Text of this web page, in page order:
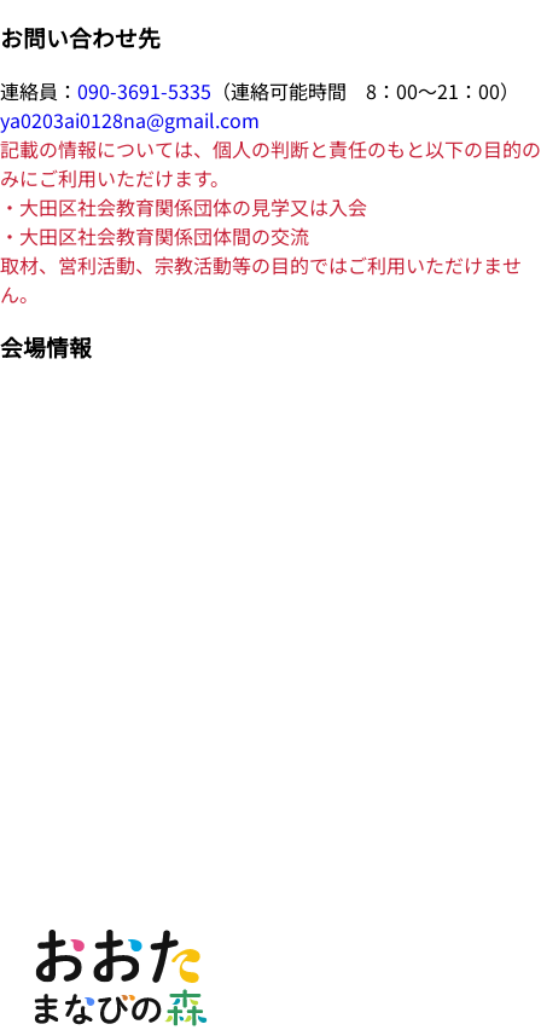
お問い合わせ先
連絡員： 090-3691-5335 （連絡可能時間 8：00～21：00）
ya0203ai0128na@gmail.com
記載の情報については、個人の判断と責任のもと以下の目的の
みにご利用いただけます。
・大田区社会教育関係団体の見学又は入会
・大田区社会教育関係団体間の交流
取材、営利活動、宗教活動等の目的ではご利用いただけませ
ん。
会場情報